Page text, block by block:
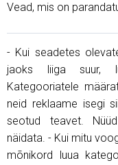
Vead, mis on
- Kui seadetes
jaoks liiga suur,
Kategooriatele
neid reklaame isegi
seotud teavet.
näidata. - Kui mitu
mõnikord luua